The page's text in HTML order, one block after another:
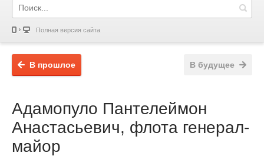
Полная версия сайта
В будущее
В прошлое
Адамопуло Пантелеймон
Анастасьевич, флота генерал-
майор